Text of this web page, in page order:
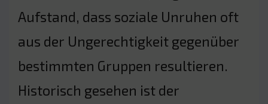
Aufstand, dass soziale Unruhen oft
aus der Ungerechtigkeit gegenüber
bestimmten Gruppen resultieren.
Historisch gesehen ist der